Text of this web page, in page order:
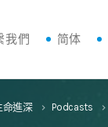
我們 简体
命進深 keyboard_arrow_right Podcasts keyboard_arrow_right